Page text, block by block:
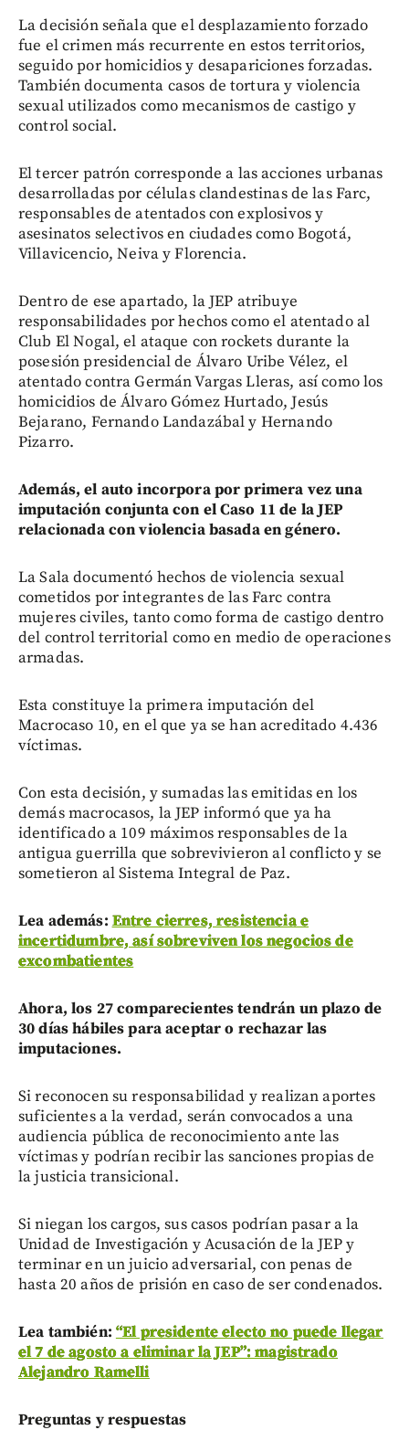
La decisión señala que el desplazamiento forzado
fue el crimen más recurrente en estos territorios,
seguido por homicidios y desapariciones forzadas.
También documenta casos de tortura y violencia
sexual utilizados como mecanismos de castigo y
control social.
El tercer patrón corresponde a las acciones urbanas
desarrolladas por células clandestinas de las Farc,
responsables de atentados con explosivos y
asesinatos selectivos en ciudades como Bogotá,
Villavicencio, Neiva y Florencia.
Dentro de ese apartado, la JEP atribuye
responsabilidades por hechos como el atentado al
Club El Nogal, el ataque con rockets durante la
posesión presidencial de Álvaro Uribe Vélez, el
atentado contra Germán Vargas Lleras, así como los
homicidios de Álvaro Gómez Hurtado, Jesús
Bejarano, Fernando Landazábal y Hernando
Pizarro.
Además, el auto incorpora por primera vez una
imputación conjunta con el Caso 11 de la JEP
relacionada con violencia basada en género.
La Sala documentó hechos de violencia sexual
cometidos por integrantes de las Farc contra
mujeres civiles, tanto como forma de castigo dentro
del control territorial como en medio de operaciones
armadas.
Esta constituye la primera imputación del
Macrocaso 10, en el que ya se han acreditado 4.436
víctimas.
Con esta decisión, y sumadas las emitidas en los
demás macrocasos, la JEP informó que ya ha
identificado a 109 máximos responsables de la
antigua guerrilla que sobrevivieron al conflicto y se
sometieron al Sistema Integral de Paz.
Lea además: Entre cierres, resistencia e
incertidumbre, así sobreviven los negocios de
excombatientes
Ahora, los 27 comparecientes tendrán un plazo de
30 días hábiles para aceptar o rechazar las
imputaciones.
Si reconocen su responsabilidad y realizan aportes
suficientes a la verdad, serán convocados a una
audiencia pública de reconocimiento ante las
víctimas y podrían recibir las sanciones propias de
la justicia transicional.
Si niegan los cargos, sus casos podrían pasar a la
Unidad de Investigación y Acusación de la JEP y
terminar en un juicio adversarial, con penas de
hasta 20 años de prisión en caso de ser condenados.
Lea también: “El presidente electo no puede llegar
el 7 de agosto a eliminar la JEP”: magistrado
Alejandro Ramelli
Preguntas y respuestas